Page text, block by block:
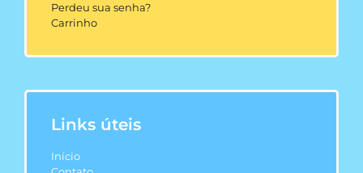
Perdeu sua senha?
Carrinho
Links úteis
Início